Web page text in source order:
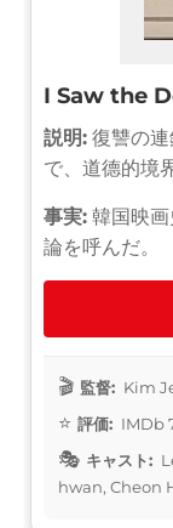
I Saw the
説明: 復讐の
で、道德的境
事実: 韓国映
論を呼んだ。
監督: Kim
評価: IMDb
キャスト:
hwan, Cheon